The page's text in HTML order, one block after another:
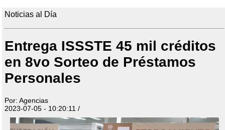
Noticias al Día
Entrega ISSSTE 45 mil créditos
en 8vo Sorteo de Préstamos
Personales
Por: Agencias
2023-07-05 - 10:20:11 /